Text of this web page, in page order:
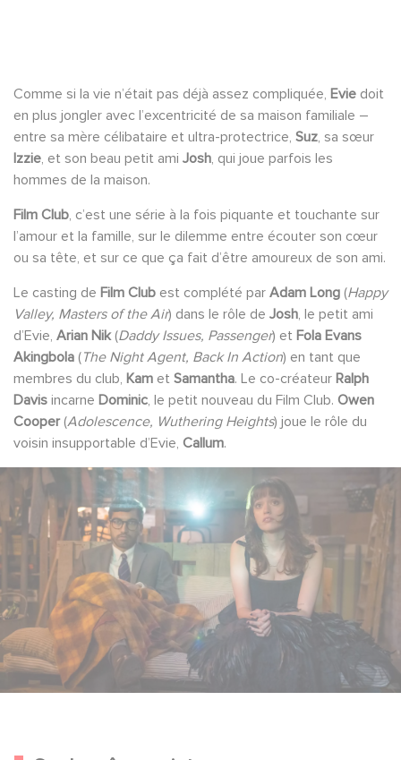
Comme si la vie n’était pas déjà assez compliquée, Evie doit
en plus jongler avec l’excentricité de sa maison familiale –
entre sa mère célibataire et ultra-protectrice, Suz, sa sœur
Izzie, et son beau petit ami Josh, qui joue parfois les
hommes de la maison.
Film Club, c’est une série à la fois piquante et touchante sur
l’amour et la famille, sur le dilemme entre écouter son cœur
ou sa tête, et sur ce que ça fait d’être amoureux de son ami.
Le casting de Film Club est complété par Adam Long (Happy
Valley, Masters of the Air) dans le rôle de Josh, le petit ami
d’Evie, Arian Nik(Daddy Issues, Passenger) et Fola Evans
Akingbola (The Night Agent, Back In Action) en tant que
membres du club, Kam et Samantha. Le co-créateur Ralph
Davis incarne Dominic, le petit nouveau du Film Club. Owen
Cooper(Adolescence, Wuthering Heights) joue le rôle du
voisin insupportable d’Evie, Callum.